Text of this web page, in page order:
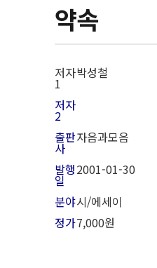
약속
저자
1
박성철
저자
2
출판
사
자음과모음
발행
일
2001-01-30
분야시/에세이
정가7,000원